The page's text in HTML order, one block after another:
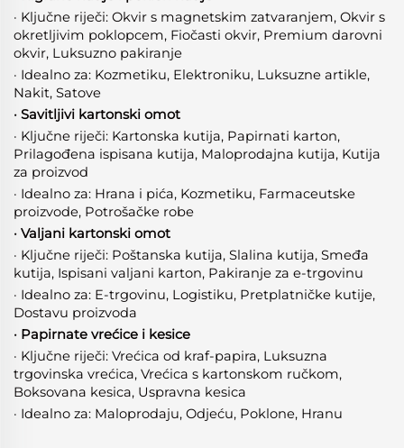
· Ključne riječi: Okvir s magnetskim zatvaranjem, Okvir s
okretljivim poklopcem, Fiočasti okvir, Premium darovni
okvir, Luksuzno pakiranje
· Idealno za: Kozmetiku, Elektroniku, Luksuzne artikle,
Nakit, Satove
· Savitljivi kartonski omot
· Ključne riječi: Kartonska kutija, Papirnati karton,
Prilagođena ispisana kutija, Maloprodajna kutija, Kutija
za proizvod
· Idealno za: Hrana i pića, Kozmetiku, Farmaceutske
proizvode, Potrošačke robе
· Valjani kartonski omot
· Ključne riječi: Poštanska kutija, Slalina kutija, Smeđa
kutija, Ispisani valjani karton, Pakiranje za e-trgovinu
· Idealno za: E-trgovinu, Logistiku, Pretplatničke kutije,
Dostavu proizvoda
· Papirnate vrećice i kesice
· Ključne riječi: Vrećica od kraf-papira, Luksuzna
trgovinska vrećica, Vrećica s kartonskom ručkom,
Boksovana kesica, Uspravna kesica
· Idealno za: Maloprodaju, Odjeću, Poklone, Hranu